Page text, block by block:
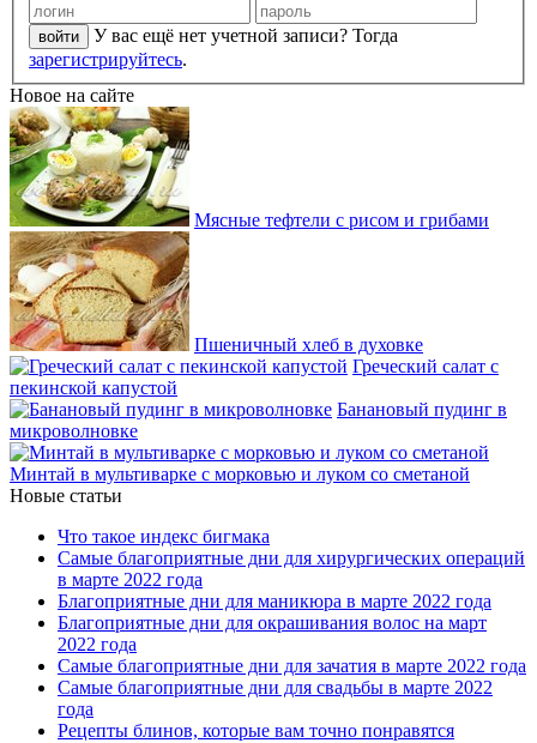
У вас ещё нет учетной записи? Тогда
зарегистрируйтесь.
Новое на сайте
Мясные тефтели с рисом и грибами
Пшеничный хлеб в духовке
Греческий салат с
пекинской капустой
Банановый пудинг в
микроволновке
Минтай в мультиварке с морковью и луком со сметаной
Новые статьи
Что такое индекс бигмака
Самые благоприятные дни для хирургических операций
в марте 2022 года
Благоприятные дни для маникюра в марте 2022 года
Благоприятные дни для окрашивания волос на март
2022 года
Самые благоприятные дни для зачатия в марте 2022 года
Самые благоприятные дни для свадьбы в марте 2022
года
Рецепты блинов, которые вам точно понравятся